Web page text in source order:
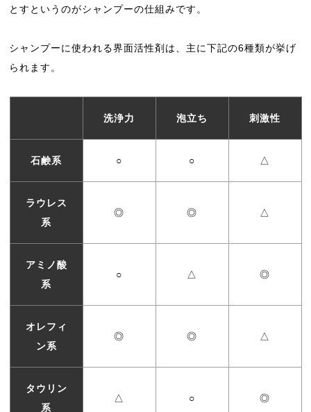
とすというのがシャンプーの仕組みです。
シャンプーに使われる界面活性剤は、主に下記の6種類が挙げ
られます。
洗浄力 泡立ち 刺激性
石鹸系 ○ ○ △
ラウレス
系
◎ ◎ △
アミノ酸
系
○ △ ◎
オレフィ
ン系
◎ ◎ △
タウリン
系
△ ○ ◎